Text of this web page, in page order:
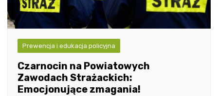
Prewencja i edukacja policyjna
Czarnocin na Powiatowych
Zawodach Strażackich:
Emocjonujące zmagania!